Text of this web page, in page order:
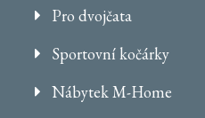
Pro dvojčata
Sportovní kočárky
Nábytek M-Home